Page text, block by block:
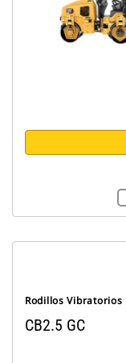
Rodillos Vibratorios
CB2.5 GC